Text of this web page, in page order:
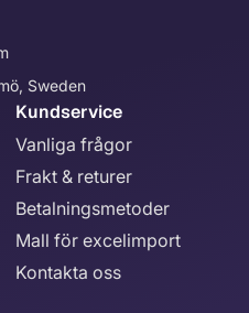
Sweden
Kundservice
Vanliga frågor
Frakt & returer
Betalningsmetoder
Mall för excelimport
Kontakta oss